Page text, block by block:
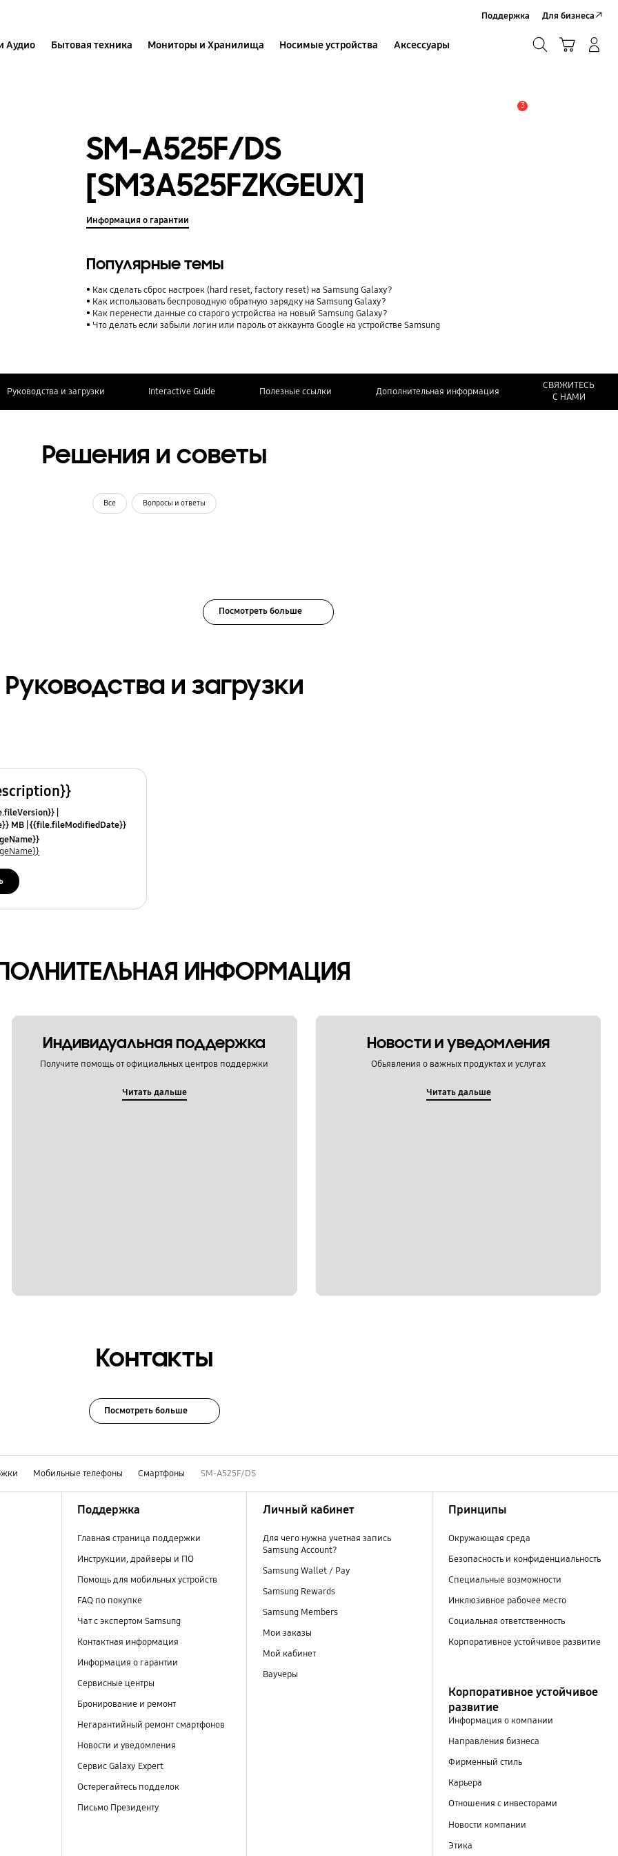
Аудио Бытовая техника Мониторы и Хранилища Носимые устройства Аксессуары
Поддержка Для бизнеса
3
SM-A525F/DS
[SM3A525FZKGEUX]
Информация о гарантии
Популярные темы
Как сделать сброс настроек (hard reset, factory reset) на Samsung Galaxy?
Как использовать беспроводную обратную зарядку на Samsung Galaxy?
Как перенести данные со старого устройства на новый Samsung Galaxy?
Что делать если забыли логин или пароль от аккаунта Google на устройстве Samsung
Руководства и загрузки Interactive Guide Полезные ссылки Дополнительная информация
СВЯЖИТЕСЬ
С НАМИ
Решения и советы
Все Вопросы и ответы
Посмотреть больше
Руководства и загрузки
MB {{file.fileModifiedDate}}
ИНФОРМАЦИЯ
Индивидуальная поддержка
Получите помощь от официальных центров поддержки
Читать дальше
Новости и уведомления
Обьявления о важных продуктах и услугах
Читать дальше
Контакты
Посмотреть больше
Мобильные телефоны Смартфоны SM-A525F/DS
Поддержка
Главная страница поддержки
Инструкции, драйверы и ПО
Помощь для мобильных устройств
FAQ по покупке
Чат с экспертом Samsung
Контактная информация
Информация о гарантии
Сервисные центры
Бронирование и ремонт
Негарантийный ремонт смартфонов
Новости и уведомления
Сервис Galaxy Expert
Остерегайтесь подделок
Письмо Президенту
Личный кабинет
Для чего нужна учетная запись
Samsung Account?
Samsung Wallet / Pay
Samsung Rewards
Samsung Members
Мои заказы
Мой кабинет
Ваучеры
Принципы
Окружающая среда
Безопасность и конфиденциальность
Специальные возможности
Инклюзивное рабочее место
Социальная ответственность
Корпоративное устойчивое развитие
Корпоративное устойчивое
развитие
Информация о компании
Направления бизнеса
Фирменный стиль
Карьера
Отношения с инвесторами
Новости компании
Этика